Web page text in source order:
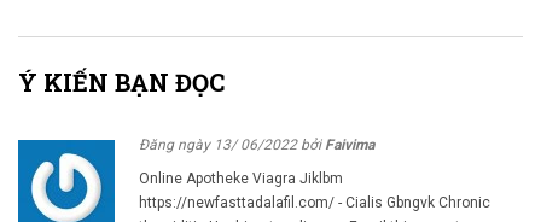
Ý KIẾN BẠN ĐỌC
Đăng ngày 13/ 06/2022 bởi Faivima
Online Apotheke Viagra Jiklbm
https://newfasttadalafil.com/ - Cialis Gbngvk Chronic